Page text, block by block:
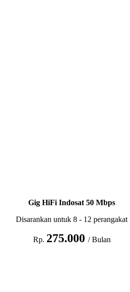
Gig HiFi Indosat 50 Mbps
Disarankan untuk 8 - 12 perangakat
Rp. 275.000 / Bulan